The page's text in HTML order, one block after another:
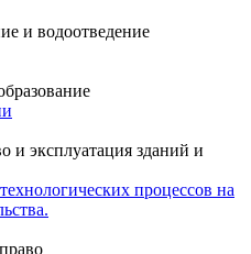
и водоотведение
и эксплуатация зданий и
процессов на